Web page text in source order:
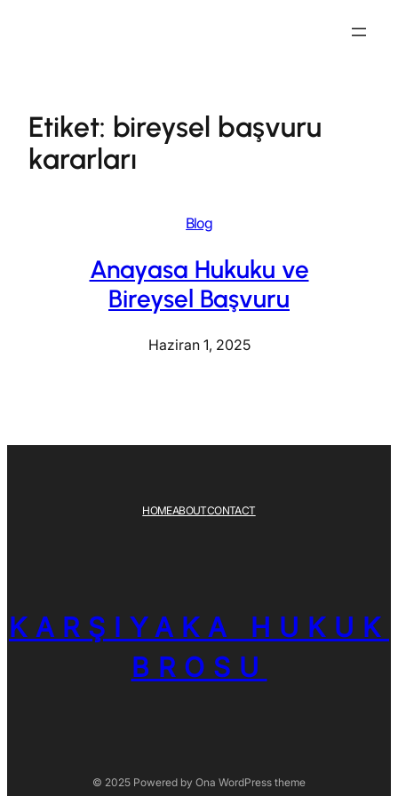
Etiket: bireysel başvuru
kararları
Blog
Anayasa Hukuku ve
Bireysel Başvuru
Haziran 1, 2025
HOMEABOUTCONTACT
KARŞIYAKA HUKUK
BROSU
© 2025 Powered by Ona WordPress theme